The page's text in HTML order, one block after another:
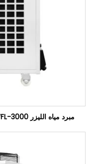
مبرد مياه الليزر TEYU CWFL-3000 لآلة قطع الليزر الألياف 3kw